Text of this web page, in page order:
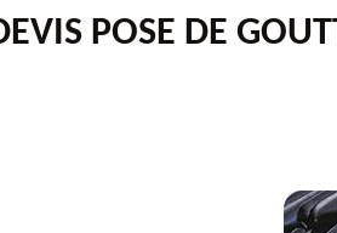
POSE DE